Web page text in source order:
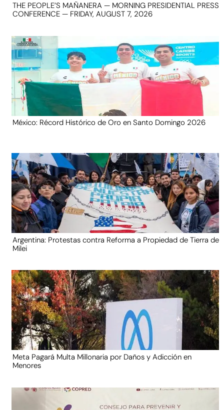
THE PEOPLE’S MAÑANERA — MORNING PRESIDENTIAL PRESS
CONFERENCE — FRIDAY, AUGUST 7, 2026
México: Récord Histórico de Oro en Santo Domingo 2026
Argentina: Protestas contra Reforma a Propiedad de Tierra de
Milei
Meta Pagará Multa Millonaria por Daños y Adicción en
Menores